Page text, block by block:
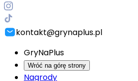
kontakt@grynaplus.pl
GryNaPlus
Wróć na górę strony
Nagrody